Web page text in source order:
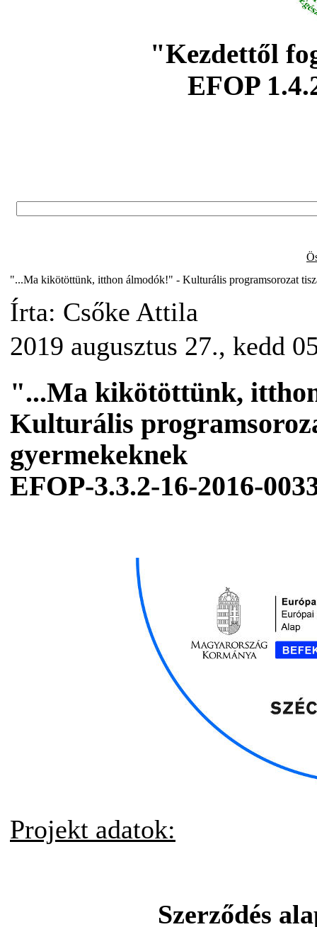
"Kezdettől
EFOP
"...Ma kikötöttünk, itthon álmodók!" - Kulturális programsorozat
Írta: Csőke Attila
2019 augusztus 27., kedd
"...Ma kikötöttünk,
Kulturális
gyermekeknek
EFOP-3.3.2-16-2016-
Projekt adatok:
Szerződés